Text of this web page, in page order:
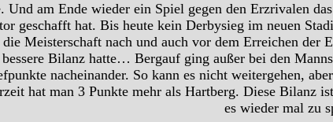
am Ende wieder ein Spiel gegen den Erzrivalen
geschafft hat. Bis heute kein Derbysieg im neuen
Meisterschaft nach und auch vor dem Erreichen
Bilanz hatte… Bergauf ging außer bei den
nacheinander. So kann es nicht weitergehen,
hat man 3 Punkte mehr als Hartberg. Diese Bilanz
es wieder mal zu